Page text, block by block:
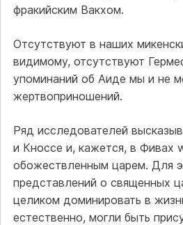
фракийским Вакхом.
Отсутствуют в наших
видимому, отсутствуют
упоминаний об Аиде мы и не
жертвоприношений.
Ряд исследователей
и Кноссе и, кажется, в Фивах
обожествленным царем. Для
представлений о священных
целиком доминировать в
естественно, могли быть